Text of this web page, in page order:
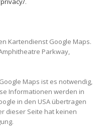
Kartendienst Google Maps.
Parkway,
Maps ist es notwendig,
Informationen werden in
in den USA übertragen
dieser Seite hat keinen